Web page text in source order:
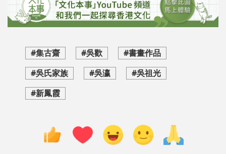
#集古齋 #吳歡
#書畫作品
#吳氏家族
#吳瀛
#吳祖光
#新鳳霞